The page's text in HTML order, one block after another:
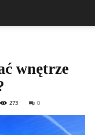
wnętrze
273 0